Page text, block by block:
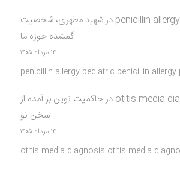
penicillin درشهید مطهری، شخصیت
گمشده حوزه ما
۱۴ مرداد ۱۴۰۵
penicillin allergy pediatric penicillin allergy
otitis media درحاکمیت نوین بر آمده از
سخن نو
۱۴ مرداد ۱۴۰۵
otitis media diagnosis otitis media